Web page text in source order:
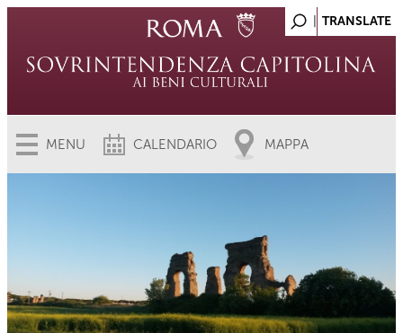
MENU CALENDARIO MAPPA